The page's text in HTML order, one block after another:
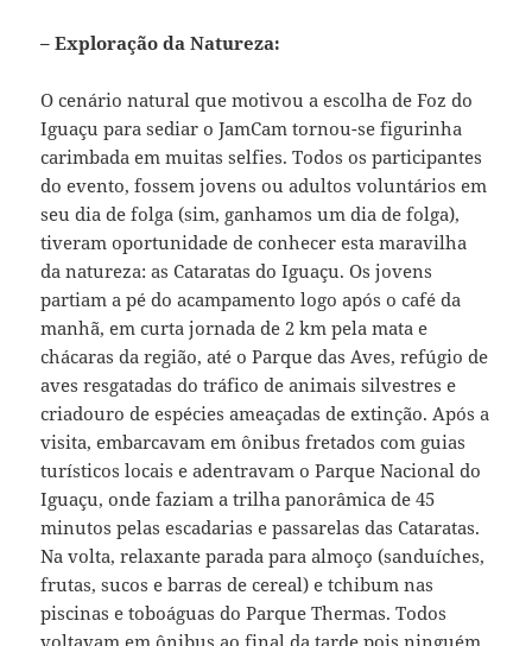
– Exploração da Natureza:
O cenário natural que motivou a escolha de Foz do
Iguaçu para sediar o JamCam tornou-se figurinha
carimbada em muitas selfies. Todos os participantes
do evento, fossem jovens ou adultos voluntários em
seu dia de folga (sim, ganhamos um dia de folga),
tiveram oportunidade de conhecer esta maravilha
da natureza: as Cataratas do Iguaçu. Os jovens
partiam a pé do acampamento logo após o café da
manhã, em curta jornada de 2 km pela mata e
chácaras da região, até o Parque das Aves, refúgio de
aves resgatadas do tráfico de animais silvestres e
criadouro de espécies ameaçadas de extinção. Após a
visita, embarcavam em ônibus fretados com guias
turísticos locais e adentravam o Parque Nacional do
Iguaçu, onde faziam a trilha panorâmica de 45
minutos pelas escadarias e passarelas das Cataratas.
Na volta, relaxante parada para almoço (sanduíches,
frutas, sucos e barras de cereal) e tchibum nas
piscinas e toboáguas do Parque Thermas. Todos